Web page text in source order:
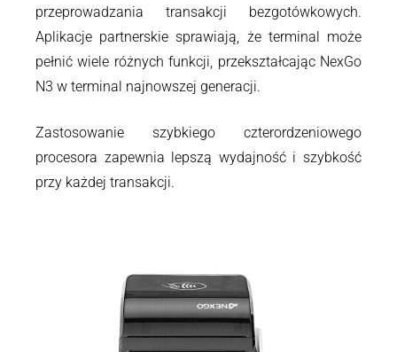
przeprowadzania transakcji bezgotówkowych.
Aplikacje partnerskie sprawiają, że terminal może
pełnić wiele różnych funkcji, przekształcając NexGo
N3 w terminal najnowszej generacji.
Zastosowanie szybkiego czterordzeniowego
procesora zapewnia lepszą wydajność i szybkość
przy każdej transakcji.